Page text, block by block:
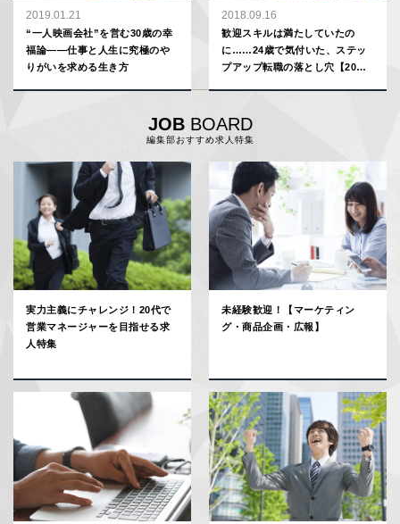
2019.01.21
“一人映画会社”を営む30歳の幸
福論――仕事と人生に究極のや
りがいを求める生き方
2018.09.16
歓迎スキルは満たしていたの
に……24歳で気付いた、ステッ
プアップ転職の落とし穴【20代
JOBBOARD
編集部おすすめ求人特集
実力主義にチャレンジ！20代で
営業マネージャーを目指せる求
人特集
未経験歓迎！【マーケティン
グ・商品企画・広報】